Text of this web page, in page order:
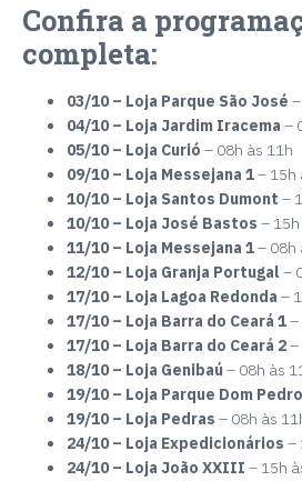
Confira a
completa:
03/10 – Loja Parque São José
04/10 – Loja Jardim Iracema –
05/10 – Loja Curió – 08h às 11h
09/10 – Loja Messejana 1– 15h
10/10 – Loja Santos Dumont –
10/10 – Loja José Bastos –
11/10 – Loja Messejana 1– 08h
12/10 – Loja Granja Portugal –
17/10 – Loja Lagoa Redonda –
17/10 – Loja Barra do Ceará 1–
17/10 – Loja Barra do Ceará 2–
18/10 – Loja Genibaú– 08h às
19/10 – Loja Parque Dom Pedro
19/10 – Loja Pedras – 08h às
24/10 – Loja Expedicionários –
24/10 – Loja João XXIII – 15h